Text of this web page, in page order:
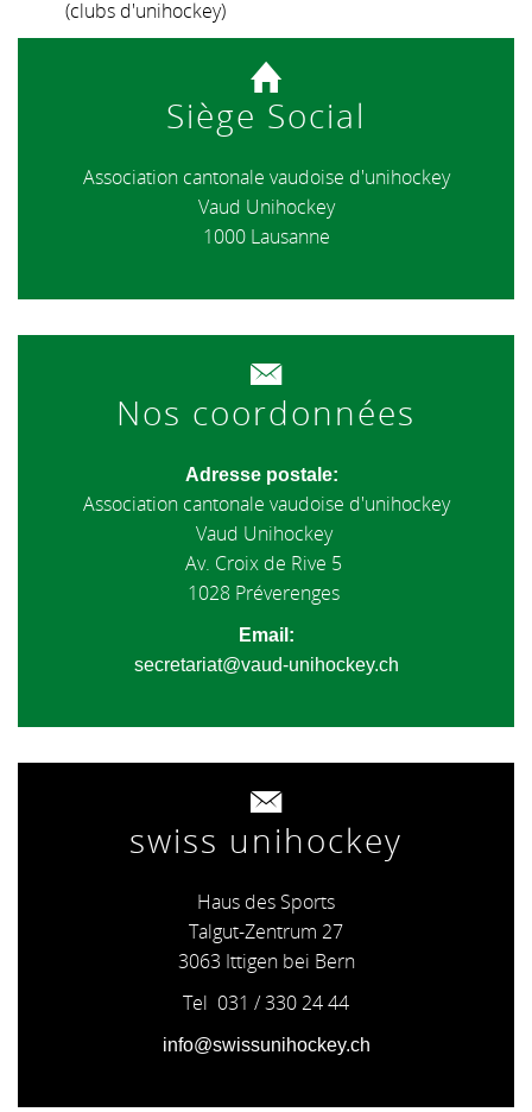
(clubs d'unihockey)
Siège Social
Association cantonale vaudoise d'unihockey
Vaud Unihockey
1000 Lausanne
Nos coordonnées
Adresse postale:
Association cantonale vaudoise d'unihockey
Vaud Unihockey
Av. Croix de Rive 5
1028 Préverenges
Email:
secretariat@vaud-unihockey.ch
swiss unihockey
Haus des Sports
Talgut-Zentrum 27
3063 Ittigen bei Bern
Tel 031 / 330 24 44
info@swissunihockey.ch